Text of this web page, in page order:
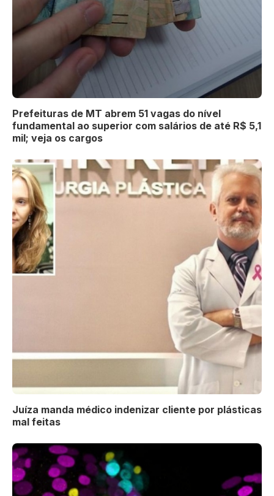
Prefeituras de MT abrem 51 vagas do nível
fundamental ao superior com salários de até R$ 5,1
mil; veja os cargos
Juíza manda médico indenizar cliente por plásticas
mal feitas